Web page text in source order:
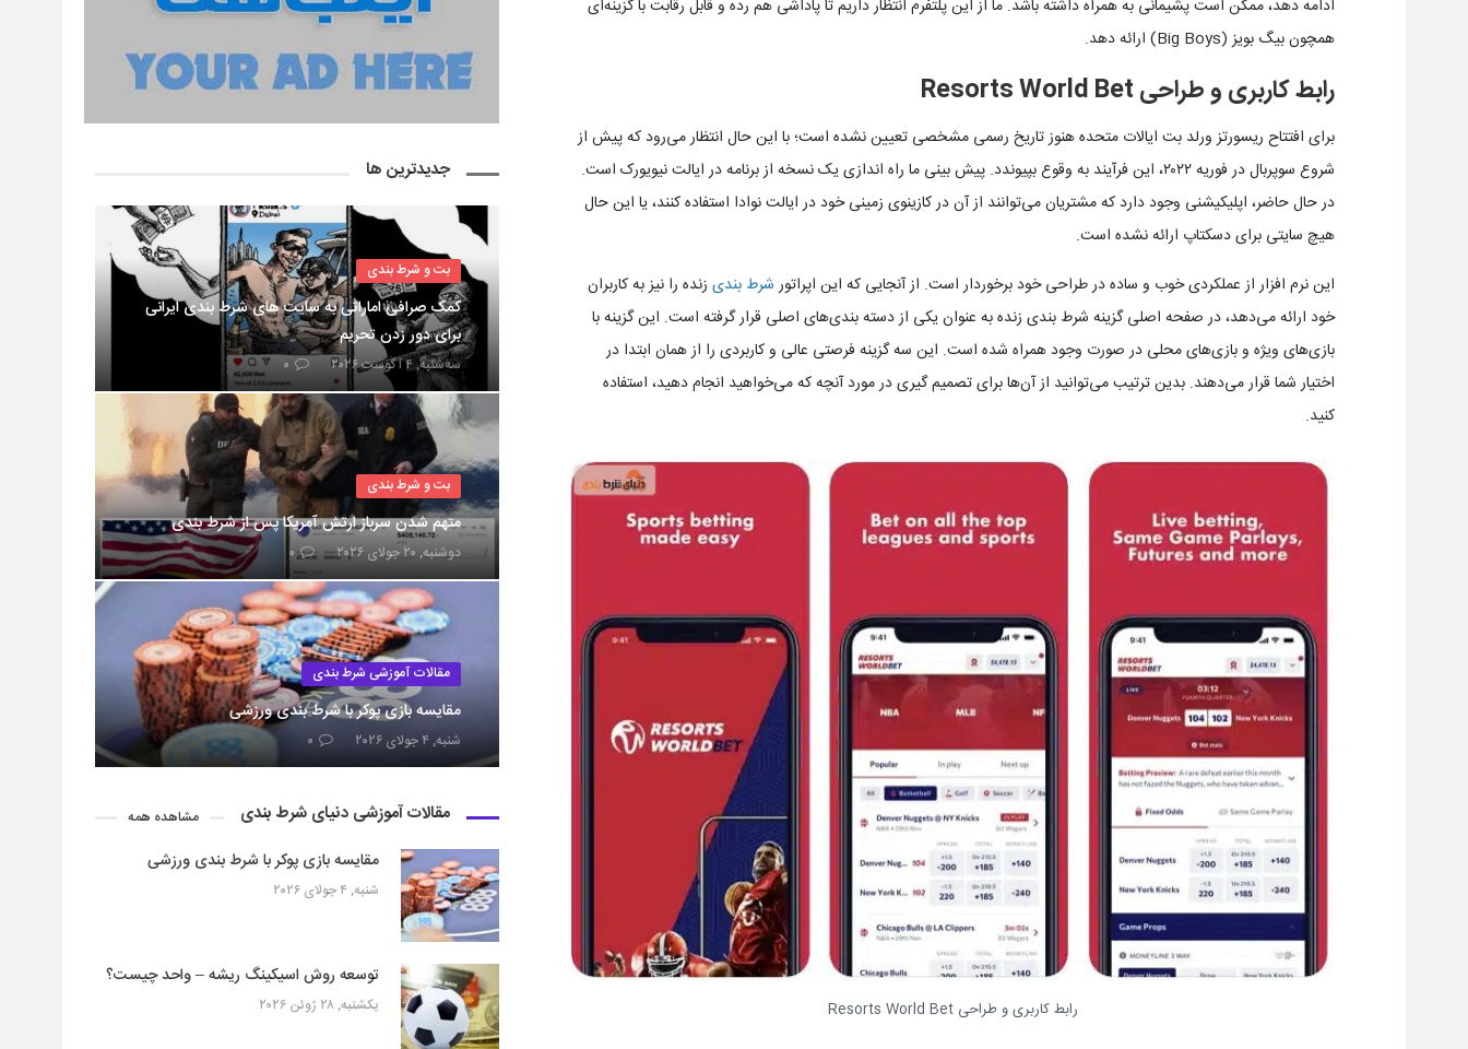
ادامه دهد، ممکن است پشیمانی به همراه داشته باشد. ما از این پلتفرم انتظار داریم تا پاداشی هم رده و قابل رقابت با گزینه‌ای
همچون بیگ بویز (Big Boys) ارائه دهد.
رابط کاربری و طراحی Resorts World Bet
برای افتتاح ریسورتز ورلد بت ایالات متحده هنوز تاریخ رسمی مشخصی تعیین نشده است؛ با این حال انتظار می‌رود که پیش از
شروع سوپربال در فوریه ۲۰۲۲، این فرآیند به وقوع بپیوندد. پیش بینی ما راه اندازی یک نسخه از برنامه در ایالت نیویورک است.
در حال حاضر، اپلیکیشنی وجود دارد که مشتریان می‌توانند از آن در کازینوی زمینی خود در ایالت نوادا استفاده کنند، یا این حال
هیچ سایتی برای دسکتاپ ارائه نشده است.
این نرم افزار از عملکردی خوب و ساده در طراحی خود برخوردار است. از آنجایی که این اپراتور شرط بندی زنده را نیز به کاربران
خود ارائه می‌دهد، در صفحه اصلی گزینه شرط بندی زنده به عنوان یکی از دسته بندی‌های اصلی قرار گرفته است. این گزینه با
بازی‌های ویژه و بازی‌های محلی در صورت وجود همراه شده است. این سه گزینه فرصتی عالی و کاربردی را از همان ابتدا در
اختیار شما قرار می‌دهند. بدین ترتیب می‌توانید از آن‌ها برای تصمیم گیری در مورد آنچه که می‌خواهید انجام دهید، استفاده
کنید.
رابط کاربری و طراحی Resorts World Bet
جدیدترین ها
بت و شرط بندی
کمک صرافی اماراتی به سایت های شرط بندی ایرانی
برای دور زدن تحریم
سه‌شنبه, ۴ آگوست ۲۰۲۶ ۰
بت و شرط بندی
متهم شدن سرباز ارتش آمریکا پس از شرط بندی
دوشنبه, ۲۰ جولای ۲۰۲۶ ۰
مقالات آموزشی شرط بندی
مقایسه بازی پوکر با شرط بندی ورزشی
شنبه, ۴ جولای ۲۰۲۶ ۰
مقالات آموزشی دنیای شرط بندی مشاهده همه
مقایسه بازی پوکر با شرط بندی ورزشی
شنبه, ۴ جولای ۲۰۲۶
توسعه روش اسیکینگ ریشه – واحد چیست؟
یکشنبه, ۲۸ ژوئن ۲۰۲۶